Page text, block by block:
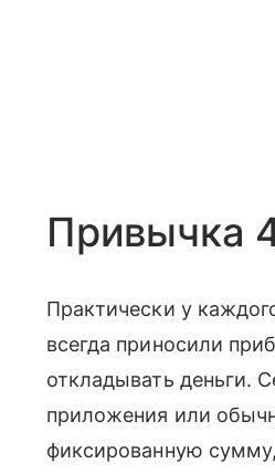
Привычка
Практически у
всегда приносили
откладывать деньги.
приложения или
фиксированную